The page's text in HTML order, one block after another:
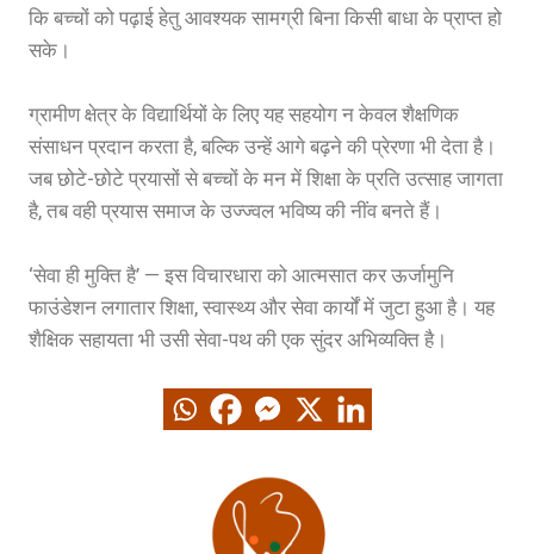
कि बच्चों को पढ़ाई हेतु आवश्यक सामग्री बिना किसी बाधा के प्राप्त हो
सके।
ग्रामीण क्षेत्र के विद्यार्थियों के लिए यह सहयोग न केवल शैक्षणिक
संसाधन प्रदान करता है, बल्कि उन्हें आगे बढ़ने की प्रेरणा भी देता है।
जब छोटे-छोटे प्रयासों से बच्चों के मन में शिक्षा के प्रति उत्साह जागता
है, तब वही प्रयास समाज के उज्ज्वल भविष्य की नींव बनते हैं।
‘सेवा ही मुक्ति है’ — इस विचारधारा को आत्मसात कर ऊर्जामुनि
फाउंडेशन लगातार शिक्षा, स्वास्थ्य और सेवा कार्यों में जुटा हुआ है। यह
शैक्षिक सहायता भी उसी सेवा-पथ की एक सुंदर अभिव्यक्ति है।